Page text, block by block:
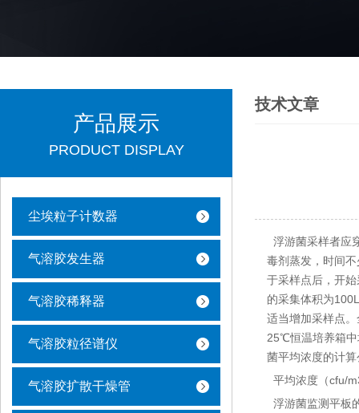
产品展示
PRODUCT DISPLAY
尘埃粒子计数器
气溶胶发生器
气溶胶稀释器
气溶胶粒径谱仪
气溶胶扩散干燥管
技术文章
浮游菌采样者应
毒剂蒸发，时间
于采样点后，开
的采集体积为
适当增加采样点
25℃恒温培养箱中
菌平均浓度的计
平均浓度（cfu/
浮游菌监测平板